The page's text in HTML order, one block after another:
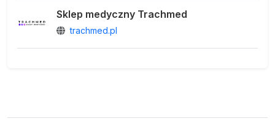
Sklep medyczny Trachmed
trachmed.pl